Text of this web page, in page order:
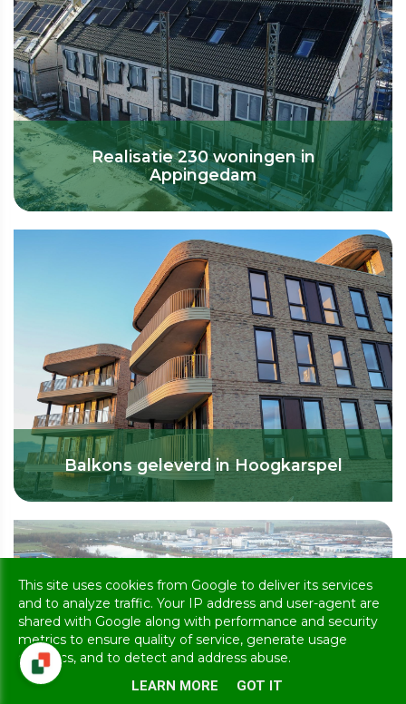
Realisatie 230 woningen in
Appingedam
Balkons geleverd in Hoogkarspel
This site uses cookies from Google to deliver its services
and to analyze traffic. Your IP address and user-agent are
shared with Google along with performance and security
metrics to ensure quality of service, generate usage
statistics, and to detect and address abuse.
LEARN MORE
GOT IT